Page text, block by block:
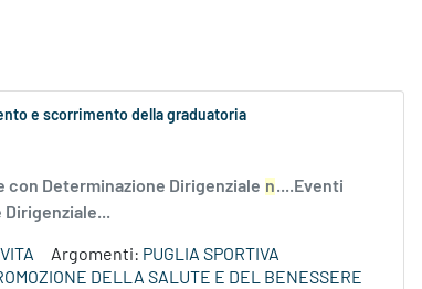
e scorrimento della graduatoria
con Determinazione Dirigenziale n....Eventi
Dirigenziale...
Argomenti: PUGLIA SPORTIVA
DELLA SALUTE E DEL BENESSERE